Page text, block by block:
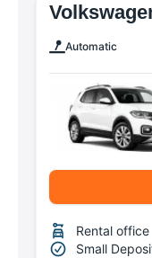
Automatic
Rental office
Small